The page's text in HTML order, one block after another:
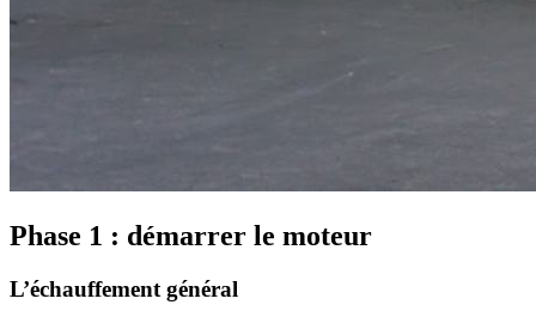
Phase 1 : démarrer le moteur
L’échauffement général